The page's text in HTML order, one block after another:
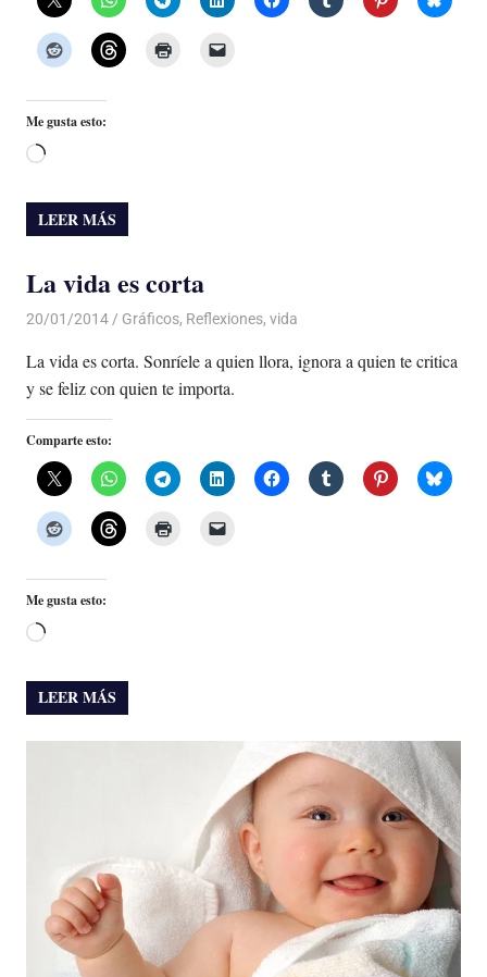
Me gusta esto:
Cargando...
LEER MÁS
La vida es corta
20/01/2014 Luis Castellanos
Gráficos, Reflexiones, vida
La vida es corta. Sonríele a quien llora, ignora a quien te critica
y se feliz con quien te importa.
Comparte esto:
Me gusta esto:
Cargando...
LEER MÁS